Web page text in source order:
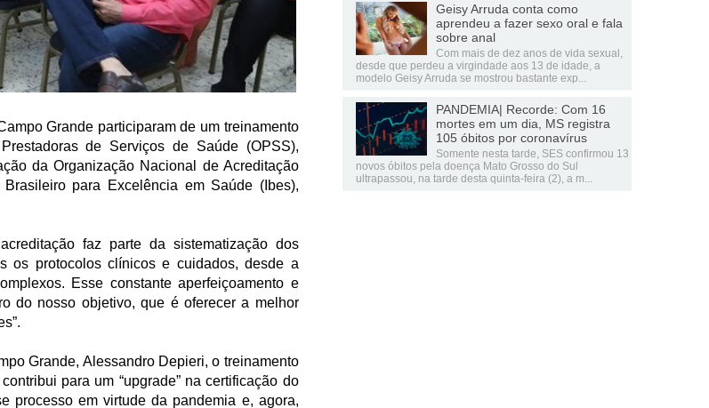
Grande participaram de um treinamento
de Serviços de Saúde (OPSS),
da Organização Nacional de Acreditação
para Excelência em Saúde (Ibes),
faz parte da sistematização dos
os protocolos clínicos e cuidados, desde a
Esse constante aperfeiçoamento e
do nosso objetivo, que é oferecer a melhor
Grande, Alessandro Depieri, o treinamento
para um “upgrade” na certificação do
processo em virtude da pandemia e, agora,
Geisy Arruda conta como
aprendeu a fazer sexo oral e fala
sobre anal
Com mais de dez anos de vida sexual,
desde que perdeu a virgindade aos 13 de idade, a
modelo Geisy Arruda se mostrou bastante exp...
PANDEMIA| Recorde: Com 16
mortes em um dia, MS registra
105 óbitos por coronavírus
Somente nesta tarde, SES confirmou 13
novos óbitos pela doença Mato Grosso do Sul
ultrapassou, na tarde desta quinta-feira (2), a m...